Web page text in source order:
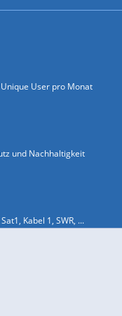
User pro Monat
und Nachhaltigkeit
Kabel 1, SWR, ...